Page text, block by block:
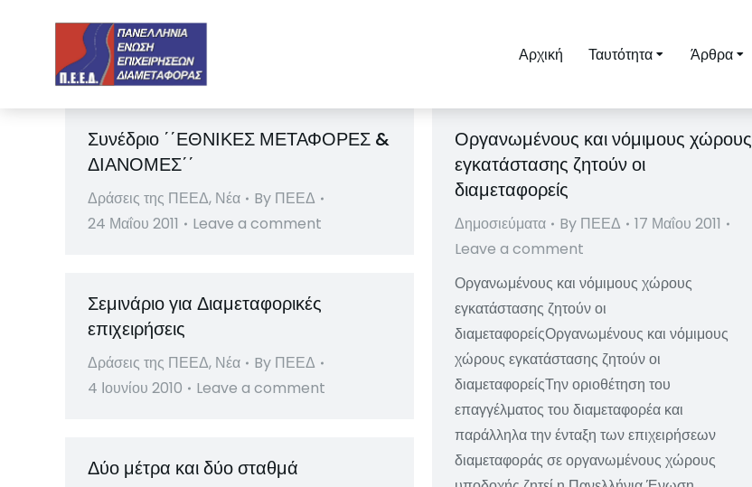
Αρχική Ταυτότητα Άρθρα
Συνέδριο ΄΄ΕΘΝΙΚΕΣ ΜΕΤΑΦΟΡΕΣ &
ΔΙΑΝΟΜΕΣ΄΄
Δράσεις της ΠΕΕΔ, Νέα By ΠΕΕΔ
24 Μαΐου 2011
Leave a comment
Οργανωμένους και νόμιμους χώρους
εγκατάστασης ζητούν οι
διαμεταφορείς
Δημοσιεύματα By ΠΕΕΔ
17 Μαΐου 2011
Leave a comment
Οργανωμένους και νόμιμους χώρους
εγκατάστασης ζητούν οι
διαμεταφορείςΟργανωμένους και νόμιμους
χώρους εγκατάστασης ζητούν οι
διαμεταφορείςΤην οριοθέτηση του
επαγγέλματος του διαμεταφορέα και
παράλληλα την ένταξη των επιχειρήσεων
διαμεταφοράς σε οργανωμένους χώρους
Σεμινάριο για Διαμεταφορικές
επιχειρήσεις
Δράσεις της ΠΕΕΔ, Νέα By ΠΕΕΔ
4 Ιουνίου 2010
Leave a comment
Δύο μέτρα και δύο σταθμά